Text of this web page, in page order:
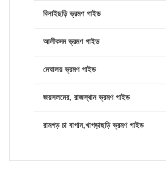
বিলাইছড়ি ভ্রমণ গাইড
আলীকদম ভ্রমণ গাইড
মেঘালয় ভ্রমণ গাইড
জয়সলমের, রাজস্থান ভ্রমণ গাইড
রামগড় চা বাগান,খাগড়াছড়ি ভ্রমণ গাইড